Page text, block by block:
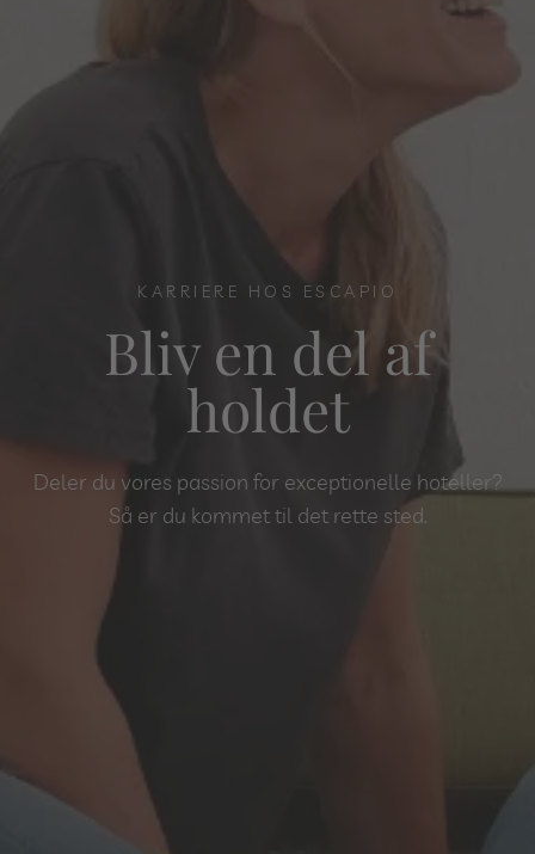
KARRIERE HOS ESCAPIO
Bliv en del af
holdet
Deler du vores passion for exceptionelle hoteller?
Så er du kommet til det rette sted.